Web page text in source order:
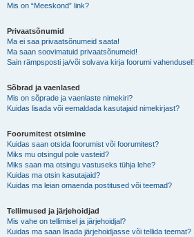
Mis on “Meeskond” link?
Privaatsõnumid
Ma ei saa privaatsõnumeid saata!
Ma saan soovimatuid privaatsõnumeid!
Sain rämpsposti ja/või solvava kirja foorumi vahendusel!
Sõbrad ja vaenlased
Mis on sõprade ja vaenlaste nimekiri?
Kuidas lisada või eemaldada kasutajaid nimekirjast?
Foorumitest otsimine
Kuidas saan otsida foorumist või foorumitest?
Miks mu otsingul pole vasteid?
Miks saan ma otsingu vastuseks tühja lehe?
Kuidas ma otsin kasutajaid?
Kuidas ma leian omaenda postitused või teemad?
Tellimused ja järjehoidjad
Mis vahe on tellimisel ja järjehoidjal?
Kuidas ma saan lisada järjehoidjasse või tellida teemat?